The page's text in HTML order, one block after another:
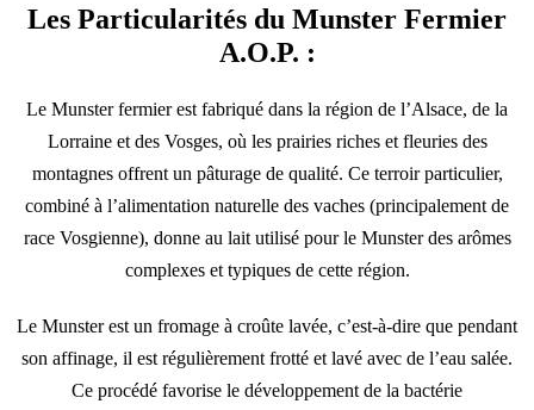
Les Particularités du Munster Fermier
A.O.P. :
Le Munster fermier est fabriqué dans la région de l’Alsace, de la
Lorraine et des Vosges, où les prairies riches et fleuries des
montagnes offrent un pâturage de qualité. Ce terroir particulier,
combiné à l’alimentation naturelle des vaches (principalement de
race Vosgienne), donne au lait utilisé pour le Munster des arômes
complexes et typiques de cette région.
Le Munster est un fromage à croûte lavée, c’est-à-dire que pendant
son affinage, il est régulièrement frotté et lavé avec de l’eau salée.
Ce procédé favorise le développement de la bactérie